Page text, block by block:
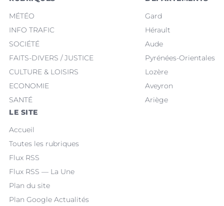
MÉTÉO
INFO TRAFIC
SOCIÉTÉ
FAITS-DIVERS / JUSTICE
CULTURE & LOISIRS
ECONOMIE
SANTÉ
Gard
Hérault
Aude
Pyrénées-Orientales
Lozère
Aveyron
Ariège
LE SITE
Accueil
Toutes les rubriques
Flux RSS
Flux RSS — La Une
Plan du site
Plan Google Actualités